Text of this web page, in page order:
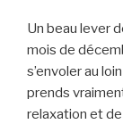
Un beau lever
mois de
s’envoler au
prends
relaxation et